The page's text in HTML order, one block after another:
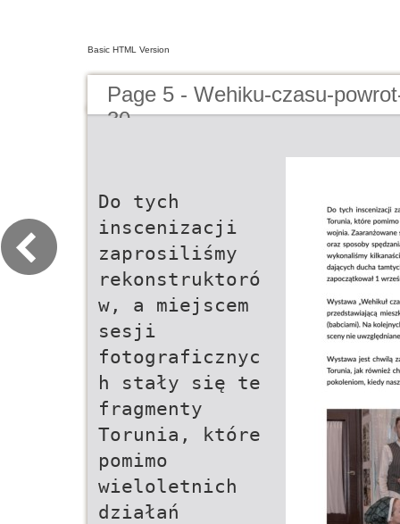
Basic HTML Version
Page 5 - Wehiku-czasu-
30
Do tych
inscenizacji
zaprosiliśmy
rekonstruktoró
w, a miejscem
sesji
fotograficznyc
h stały się te
fragmenty
Torunia, które
pomimo
wieloletnich
działań